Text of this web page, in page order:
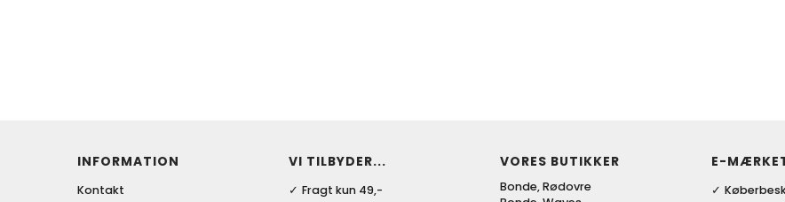
INFORMATION
Kontakt
VI TILBYDER...
Fragt kun 49,-
VORES BUTIKKER
Bonde, Rødovre
E-